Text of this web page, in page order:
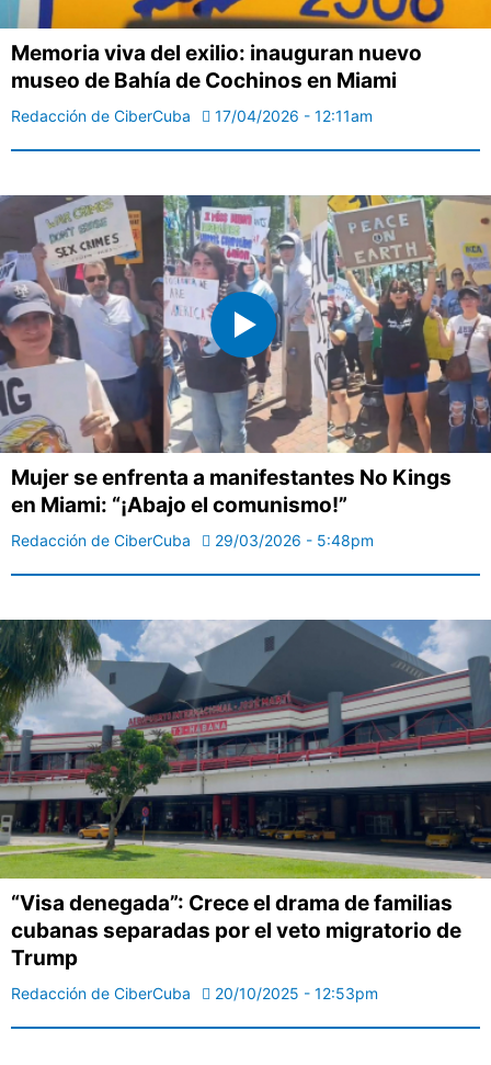
Memoria viva del exilio: inauguran nuevo
museo de Bahía de Cochinos en Miami
Redacción de CiberCuba 17/04/2026 - 12:11am
Mujer se enfrenta a manifestantes No Kings
en Miami: “¡Abajo el comunismo!”
Redacción de CiberCuba 29/03/2026 - 5:48pm
“Visa denegada”: Crece el drama de familias
cubanas separadas por el veto migratorio de
Trump
Redacción de CiberCuba 20/10/2025 - 12:53pm